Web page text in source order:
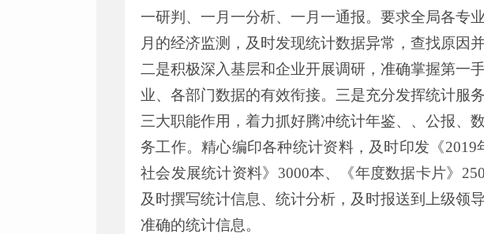
一研判、一月一分析、一月一通报。要求全局各专
月的经济监测，及时发现统计数据异常，查找原因
二是积极深入基层和企业开展调研，准确掌握第一
业、各部门数据的有效衔接。三是充分发挥统计服
三大职能作用，着力抓好腾冲统计年鉴、、公报、
务工作。精心编印各种统计资料，及时印发《2019
社会发展统计资料》 3000本、《年度数据卡片》
及时撰写统计信息、统计分析，及时报送到上级领
准确的统计信息。